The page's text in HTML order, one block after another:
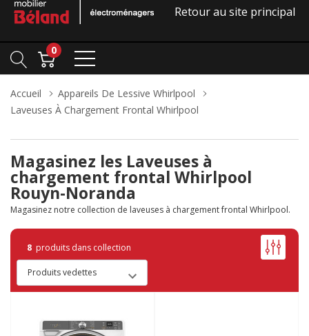
Retour au site principal
0
Accueil
Appareils De Lessive Whirlpool
Laveuses À Chargement Frontal Whirlpool
Magasinez les Laveuses à
chargement frontal Whirlpool
Rouyn-Noranda
Magasinez notre collection de laveuses à chargement frontal Whirlpool.
8 produits dans collection